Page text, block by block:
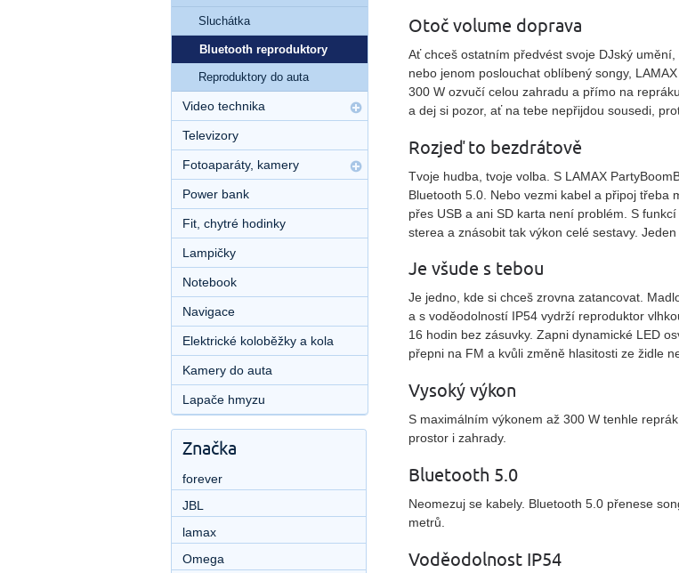
Otoč volume doprava
Ať chceš ostatním předvést svoje DJský
nebo jenom poslouchat oblíbený songy,
300 W ozvučí celou zahradu a přímo na
a dej si pozor, ať na tebe nepřijdou sousedi,
Rozjeď to bezdrátově
Tvoje hudba, tvoje volba. S LAMAX
Bluetooth 5.0. Nebo vezmi kabel a připoj třeba
přes USB a ani SD karta není problém. S funkcí
sterea a znásobit tak výkon celé sestavy.
Je všude s tebou
Je jedno, kde si chceš zrovna zatancovat.
a s voděodolností IP54 vydrží reproduktor
16 hodin bez zásuvky. Zapni dynamické LED
přepni na FM a kvůli změně hlasitosti ze židle
Vysoký výkon
S maximálním výkonem až 300 W tenhle
prostor i zahrady.
Bluetooth 5.0
Neomezuj se kabely. Bluetooth 5.0 přenese
metrů.
Voděodolnost IP54
Sluchátka
Bluetooth reproduktory
Reproduktory do auta
Video technika
Televizory
Fotoaparáty, kamery
Power bank
Fit, chytré hodinky
Lampičky
Notebook
Navigace
Elektrické koloběžky a kola
Kamery do auta
Lapače hmyzu
Značka
forever
JBL
lamax
Omega